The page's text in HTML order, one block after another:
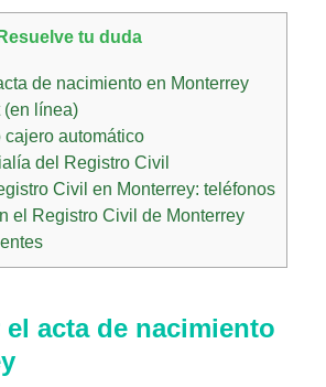
Resuelve tu duda
de nacimiento en Monterrey
(en línea)
cajero automático
del Registro Civil
Civil en Monterrey: teléfonos
el Registro Civil de Monterrey
el acta de nacimiento